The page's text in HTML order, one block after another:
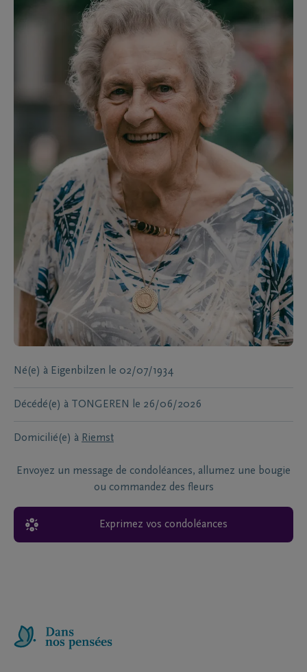
Né(e) à Eigenbilzen le 02/07/1934
Décédé(e) à TONGEREN le 26/06/2026
Domicilié(e) à Riemst
Envoyez un message de condoléances, allumez une bougie
ou commandez des fleurs
Exprimez vos condoléances